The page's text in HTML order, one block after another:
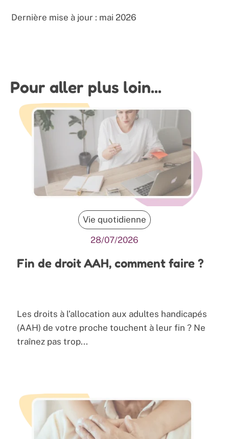
Dernière mise à jour : mai 2026
Pour aller plus loin...
Vie quotidienne
28/07/2026
Fin de droit AAH, comment faire ?
Les droits à l’allocation aux adultes handicapés
(AAH) de votre proche touchent à leur fin ? Ne
traînez pas trop...